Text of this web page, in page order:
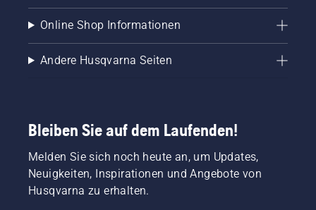
Online Shop Informationen
Andere Husqvarna Seiten
Bleiben Sie auf dem Laufenden!
Melden Sie sich noch heute an, um Updates,
Neuigkeiten, Inspirationen und Angebote von
Husqvarna zu erhalten.